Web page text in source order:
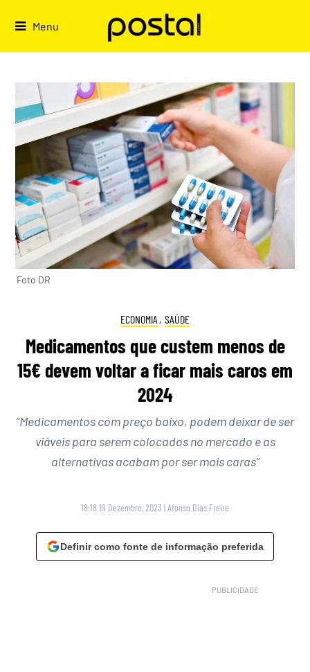
Menu
Foto DR
ECONOMIA , SAÚDE
Medicamentos que custem menos de
15€ devem voltar a ficar mais caros em
2024
“Medicamentos com preço baixo, podem deixar de ser
viáveis para serem colocados no mercado e as
alternativas acabam por ser mais caras”
18:18 19 Dezembro, 2023 |Afonso Dias Freire
Definir como fonte de informação preferida